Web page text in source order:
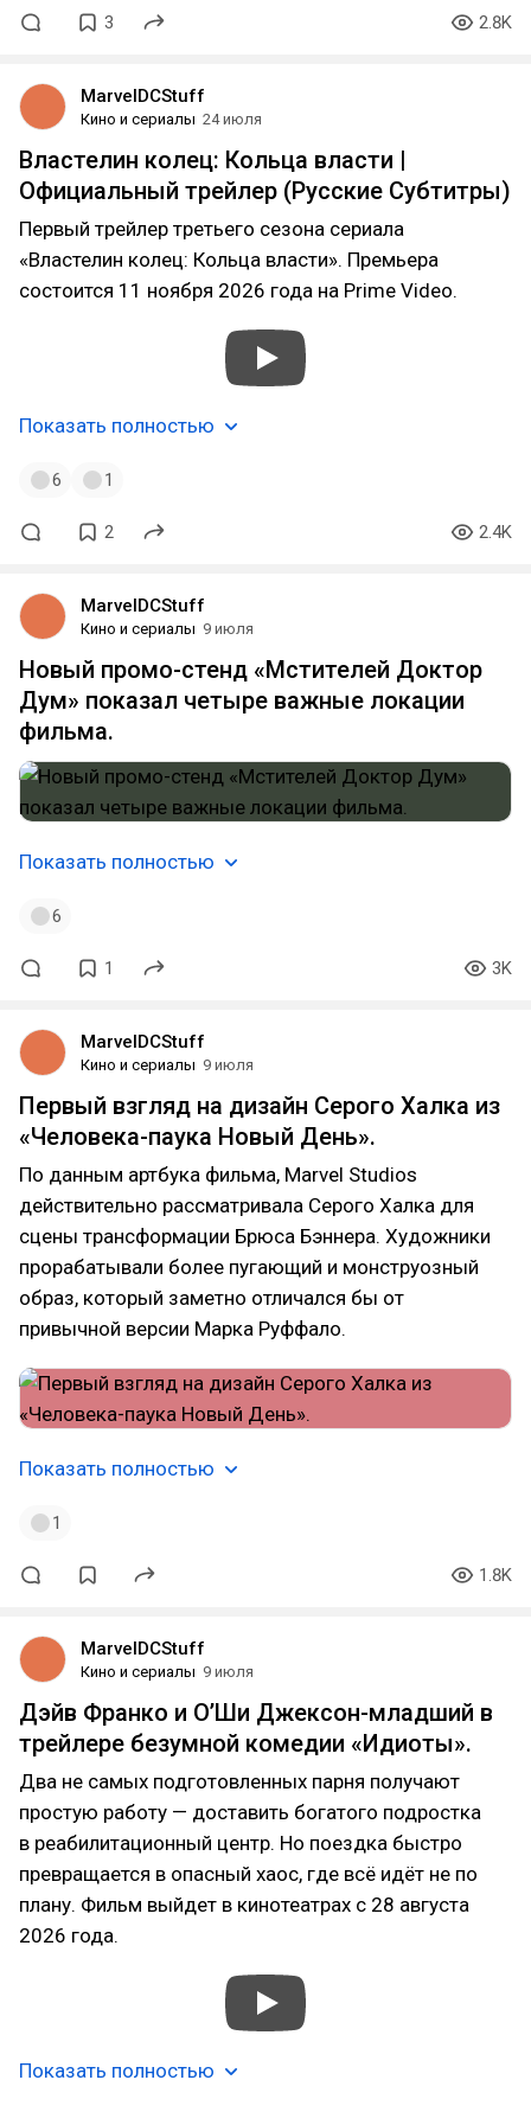
3 2.8K
MarvelDCStuff
Кино и сериалы 24 июля
Властелин колец: Кольца власти |
Официальный трейлер (Русские Субтитры)
Первый трейлер третьего сезона сериала
«Властелин колец: Кольца власти». Премьера
состоится 11 ноября 2026 года на Prime Video.
Показать полностью
6 1
2 2.4K
MarvelDCStuff
Кино и сериалы 9 июля
Новый промо-стенд «Мстителей Доктор
Дум» показал четыре важные локации
фильма.
Показать полностью
6
1 3K
MarvelDCStuff
Кино и сериалы 9 июля
Первый взгляд на дизайн Серого Халка из
«Человека-паука Новый День».
По данным артбука фильма, Marvel Studios
действительно рассматривала Серого Халка для
сцены трансформации Брюса Бэннера. Художники
прорабатывали более пугающий и монструозный
образ, который заметно отличался бы от
привычной версии Марка Руффало.
Показать полностью
1
1.8K
MarvelDCStuff
Кино и сериалы 9 июля
Дэйв Франко и О’Ши Джексон-младший в
трейлере безумной комедии «Идиоты».
Два не самых подготовленных парня получают
простую работу — доставить богатого подростка
в реабилитационный центр. Но поездка быстро
превращается в опасный хаос, где всё идёт не по
плану. Фильм выйдет в кинотеатрах с 28 августа
2026 года.
Показать полностью